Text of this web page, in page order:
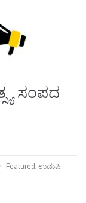
ಸಂಪದ
Featured,ಉಡುಪಿ